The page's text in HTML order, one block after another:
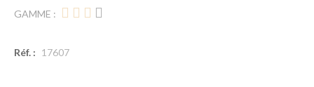
GAMME :
Réf. : 17607